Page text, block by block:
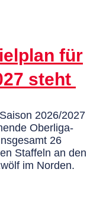
für
steht
2026/2027
Oberliga-
26
Staffeln an den
im Norden.